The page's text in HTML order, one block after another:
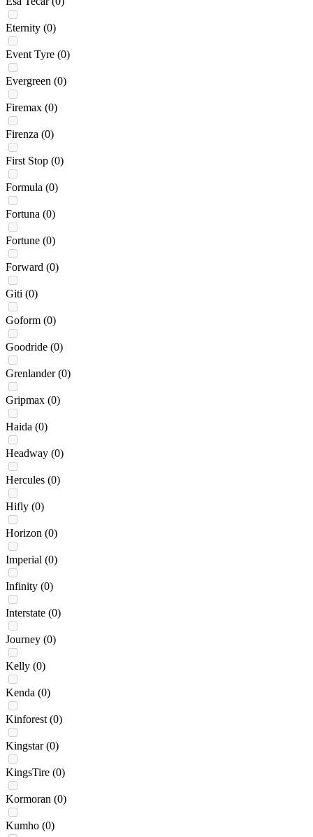
Eternity (0)
Event Tyre (0)
Evergreen (0)
Firemax (0)
Firenza (0)
First Stop (0)
Formula (0)
Fortuna (0)
Fortune (0)
Forward (0)
Giti (0)
Goform (0)
Goodride (0)
Grenlander (0)
Gripmax (0)
Haida (0)
Headway (0)
Hercules (0)
Hifly (0)
Horizon (0)
Imperial (0)
Infinity (0)
Interstate (0)
Journey (0)
Kelly (0)
Kenda (0)
Kinforest (0)
Kingstar (0)
KingsTire (0)
Kormoran (0)
Kumho (0)